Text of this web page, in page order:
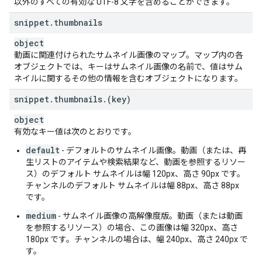
"medietilsynetRating": string
,
"mekuRating
"moctwRating": string
,
" mpaaRating": string
,
" mpaatRating": string
,
" mtrcbRating " string
"nbcRating": string
"nfrcRating": string
"nkclvRating": string
,
"oflcRating": string
,
"pefilmRating": string
,
"rcnofRating ": string
,
rtcRating" : string
,
"rteRating" : string
,
"russiaRating ": string
,
" skfilmRating ": string
,
snippet. thumbnails
object
動画に関連付けられたサムネイル画像のマップ。マップ内の各
オブジェクトでは、キーはサムネイル画像の名前で、値はサム
ネイルに関するその他の情報を含むオブジェクトになります。
snippet. thumbnails. (key)
object
有効なキー値は次のとおりです。
default - デフォルトのサムネイル画像。動画（または、再
生リストのアイテムや検索結果など、動画を参照するリソー
ス）のデフォルト サムネイルは幅 120px、高さ 90px です。
チャンネルのデフォルト サムネイルは幅 88px、高さ 88px
です。
medium - サムネイル画像の高解像度版。動画（または動画
を参照するリソース）の場合、この画像は幅 320px、高さ
180px です。チャンネルの場合は、幅 240px、高さ 240px で
す。